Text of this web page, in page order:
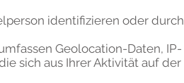
identifizieren oder durch
Geolocation-Daten, IP-
sich aus Ihrer Aktivität auf der